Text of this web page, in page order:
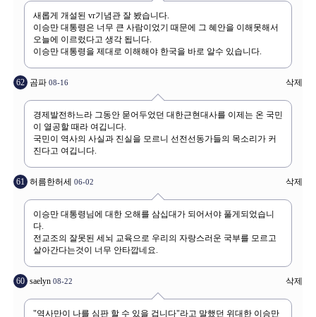
62 곰파 08-16 삭제
61 허름한허세 06-02 삭제
60 saelyn 08-22 삭제